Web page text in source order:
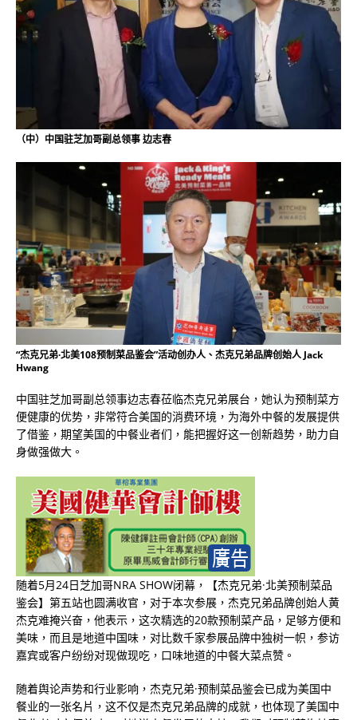
（中）中国驻芝加哥副总领事 边志春
“杰克兄弟·北美108预制菜品鉴会”活动创办人、杰克兄弟品牌创始人 Jack
Hwang
中国驻芝加哥副总领事边志春莅临杰克兄弟展台，她认为预制菜方
便健康的优势，非常符合美国的消费环境，为海外中餐的发展提供
了借鉴，期望美国的中餐业者们，能把握好这一创新趋势，助力自
身做强做大。
随着5月24日芝加哥NRA SHOW闭幕，【杰克兄弟·北美预制菜品
鉴会】第五站也圆满收官，对于本次参展，杰克兄弟品牌创始人黄
杰克难掩兴奋，他表示，这次精选的20款预制菜产品，足够方便和
美味，而且是地道中国味，对比数千家参展品牌中独树一帜，参访
嘉宾或客户纷纷对现做现吃，口味地道的中餐大菜点赞。
随着舆论声势和行业影响，杰克兄弟·预制菜品鉴会已成为美国中
餐业的一张名片，这不仅是杰克兄弟品牌的成就，也体现了美国中